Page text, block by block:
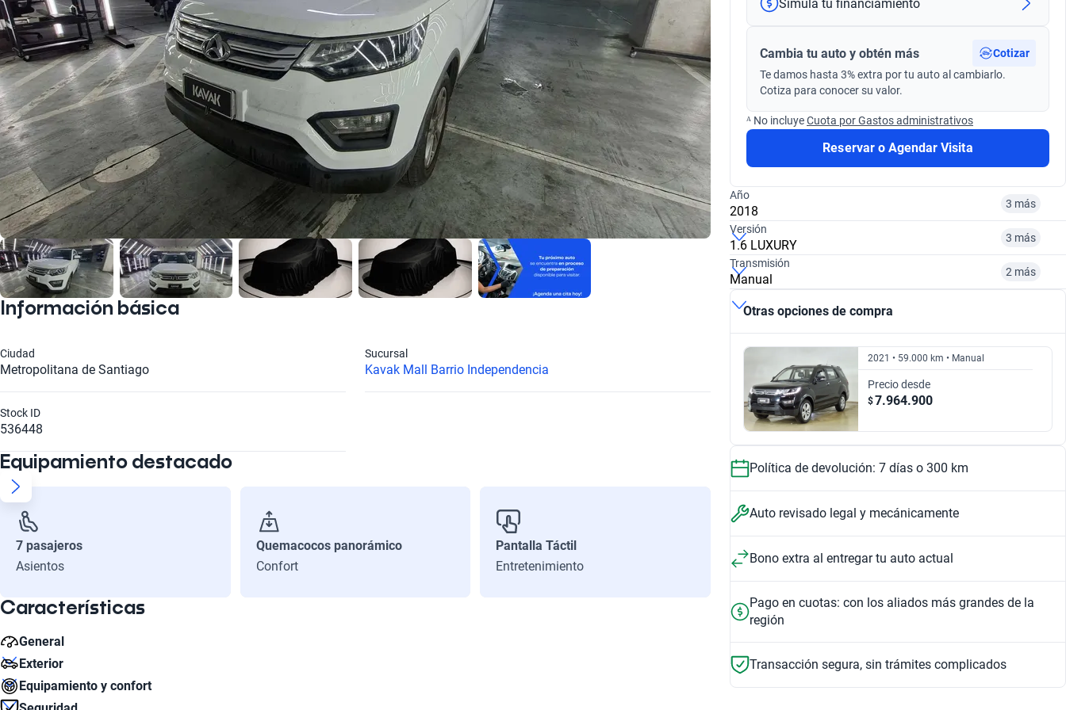
Simula tu financiamiento
Cambia tu auto y obtén más
Cotizar
Te damos hasta 3% extra por tu auto al cambiarlo.
Cotiza para conocer su valor.
ᴬ No incluyeCuota por Gastos administrativos
Reservar o Agendar Visita
Año
2018 3 más
2018
$7.590.000
2022
$12.890.000
2023
$12.690.000
Versión
1.6 LUXURY 3 más
1.5T ELITE PLUS AT
$12.890.000 $12.690.000
1.6 LUXURY
$7.964.900
1.5T ELITE PLUS AUTO
Transmisión
Manual 2 más
Automática
$12.890.000
Manual
$7.964.900
Automático
Otras opciones de compra
2021 • 59.000 km • Manual
Precio desde
$7.964.900
Política de devolución: 7 días o 300 km
Auto revisado legal y mecánicamente
Bono extra al entregar tu auto actual
Pago en cuotas: con los aliados más grandes de la
región
Transacción segura, sin trámites complicados
Información básica
Metropolitana de Santiago
Ciudad
Kavak Mall Barrio Independencia
Sucursal
536448
Stock ID
Equipamiento destacado
7 pasajeros
Asientos
Quemacocos panorámico
Confort
Pantalla Táctil
Entretenimiento
Frenos ABS
Seguridad
Características
General
115
Exterior
Diámetro de Rin
Equipamiento y confort